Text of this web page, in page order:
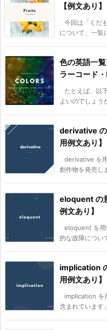
【例文あり】
今回は「くだ
について、一覧
色の英語一
ラーコード・
たとえば、以
よいのでしょう
derivative の
用例文あり】
derivative を
創作物を発売し
eloquent の
例文あり】
eloquent を用
的な故障につい
implication
用例文あり】
implication を
含まれています